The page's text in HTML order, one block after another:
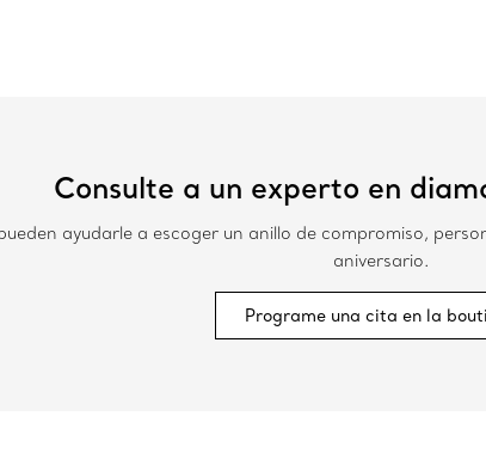
Consulte a un experto en
ayudarle a escoger un anillo de compromiso,
aniversario.
Programe una cita en la